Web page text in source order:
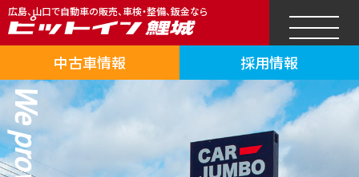
広島、山口で自動車の販売、車検・整備、鈑金なら
中古車情報 採用情報